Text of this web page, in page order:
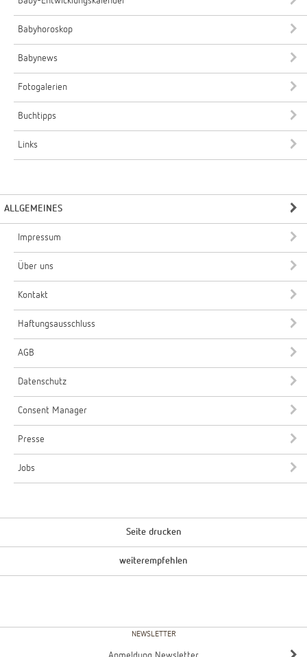
Babyhoroskop
Babynews
Fotogalerien
Buchtipps
Links
ALLGEMEINES
Impressum
Über uns
Kontakt
Haftungsausschluss
AGB
Datenschutz
Consent Manager
Presse
Jobs
Seite drucken
weiterempfehlen
NEWSLETTER